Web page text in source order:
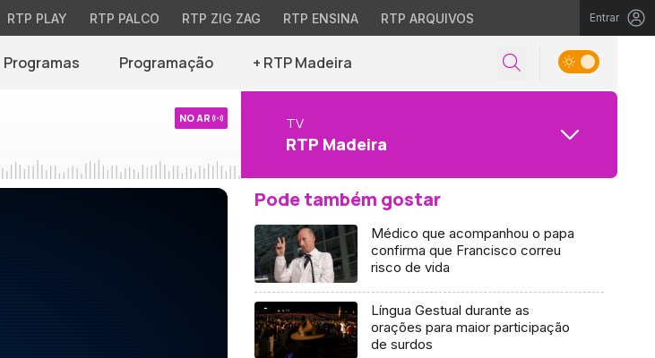
RTP PLAY RTP PALCO RTP ZIG ZAG RTP ENSINA RTP ARQUIVOS Entrar
Programas Programação + RTP Madeira
NO AR TV
RTP Madeira
Pode também gostar
Médico que acompanhou o papa
confirma que Francisco correu
risco de vida
Língua Gestual durante as
orações para maior participação
de surdos